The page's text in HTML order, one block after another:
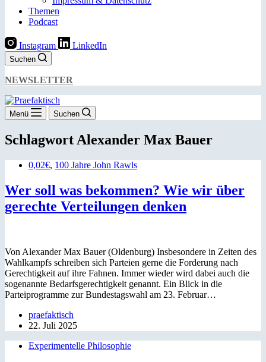
Themen
Podcast
Instagram LinkedIn
Suchen
NEWSLETTER
Menü Suchen
Schlagwort Alexander Max Bauer
0,02€, 100 Jahre John Rawls
Wer soll was bekommen? Wie wir über
gerechte Verteilungen denken
Von Alexander Max Bauer (Oldenburg) Insbesondere in Zeiten des
Wahlkampfs schreiben sich Parteien gerne die Forderung nach
Gerechtigkeit auf ihre Fahnen. Immer wieder wird dabei auch die
sogenannte Bedarfsgerechtigkeit genannt. Ein Blick in die
Parteiprogramme zur Bundestagswahl am 23. Februar…
praefaktisch
22. Juli 2025
Experimentelle Philosophie